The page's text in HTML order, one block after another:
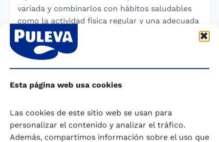
Esta página web usa cookies
Las cookies de este sitio web se usan para
personalizar el contenido y analizar el tráfico.
Además, compartimos información sobre el uso que
variada y combinarlos con hábitos saludables
como la actividad física regular y una adecuada
hidratación contribuye a un desarrollo óptimo.
Al ofrecer las cantidades recomendadas de
lácteos, los padres están invirtiendo en el
bienestar de sus hijos a corto y largo plazo.
¿Sabías que los Lácteos pueden contribuir
a prevenir la obesidad Infantil?